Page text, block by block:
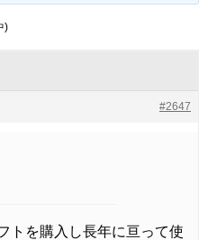
)
#2647
トを購入し長年に亘って使